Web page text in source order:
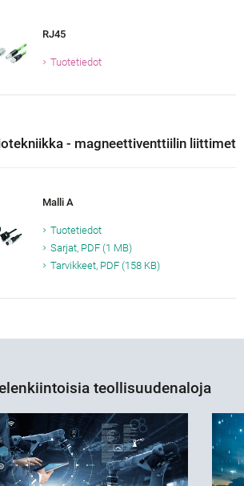
RJ45
Tuotetiedot
- magneettiventtiilin liittimet
Malli A
Tuotetiedot
Sarjat, PDF (1 MB)
Tarvikkeet, PDF (158 KB)
teollisuudenaloja